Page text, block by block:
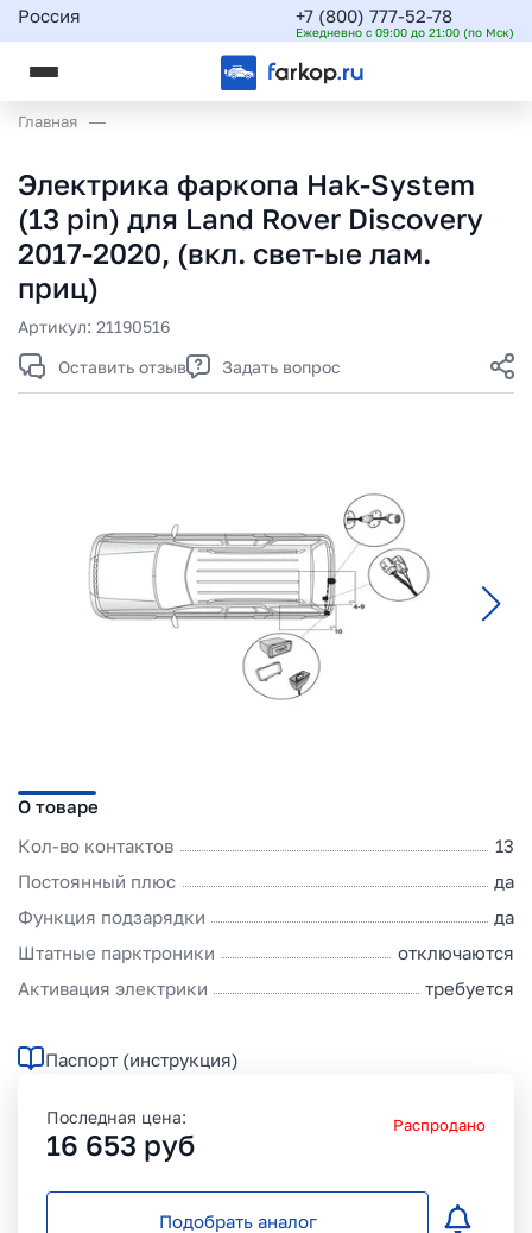
Россия +7 (800) 777-52-78
Ежедневно с 09:00 до 21:00 (по Мск)
Главная
Электрика фаркопа Hak-System
(13 pin) для Land Rover Discovery
2017-2020, (вкл. свет-ые лам.
приц)
Артикул: 21190516
Оставить отзыв
Задать вопрос
О товаре
Кол-во контактов
13
Постоянный плюс
да
Функция подзарядки
да
Штатные парктроники
отключаются
Активация электрики
требуется
Паспорт (инструкция)
Последная цена:
16 653 руб
Распродано
Подобрать аналог